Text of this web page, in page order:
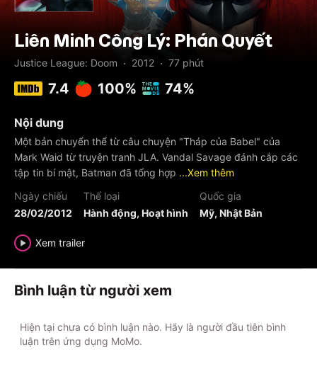
Liên Minh Công Lý: Phán Quyết
Justice League: Doom · 2012 · 77 phút
7.4 100% 74%
Nội dung
Một bản chuyển thể từ câu chuyện "Tháp của Babel" của
Mark Waid từ truyện tranh JLA. Vandal Savage đánh cắp các
tập tin bí mật, Batman đã tổng hợp ...Xem thêm
Ngày chiếu
28/02/2012
Thể loại
Hành động, Hoạt hình
Quốc gia
Mỹ, Nhật Bản
Xem trailer
Bình luận từ người xem
Hiện tại chưa có bình luận nào. Hãy là người đầu tiên bình
luận trên ứng dụng MoMo.